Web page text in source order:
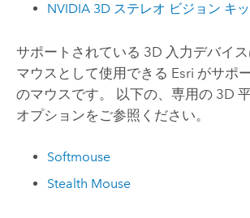
NVIDIA 3D ステレオ ビジョン キッ
サポートされている 3D 入力デバイ
マウスとして使用できる Esri がサポ
のマウスです。 以下の、専用の 3D
オプションをご参照ください。
Softmouse
Stealth Mouse